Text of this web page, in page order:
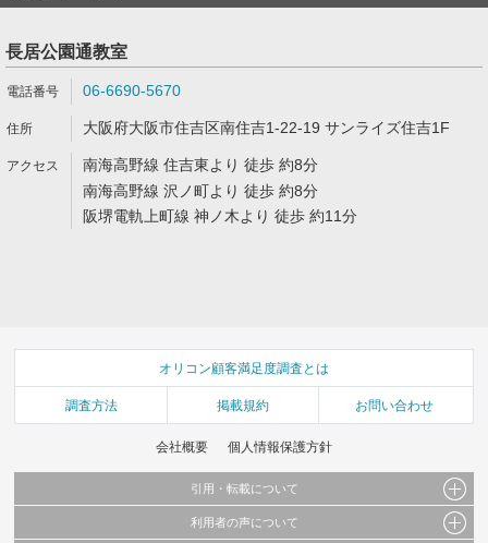
長居公園通教室
06-6690-5670
大阪府大阪市住吉区南住吉1-22-19 サンライズ住吉1F
南海高野線 住吉東より 徒歩 約8分
南海高野線 沢ノ町より 徒歩 約8分
阪堺電軌上町線 神ノ木より 徒歩 約11分
オリコン顧客満足度調査とは
調査方法 掲載規約 お問い合わせ
会社概要 個人情報保護方針
引用・転載について
当サイトで公開されている情報（文字、写真、イラスト、画像データ等）及びこれらの配
利用者の声について